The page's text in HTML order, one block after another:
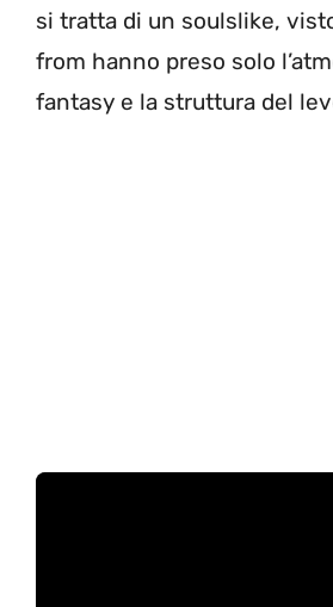
si tratta di un soulslike,
from hanno preso solo
fantasy e la struttura del